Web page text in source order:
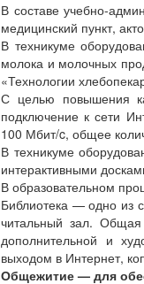
В составе учебно-
медицинский пункт,
В техникуме
молока и молочных
«Технологии
С целью повышения
подключение к сети
100 Мбит/c, общее
В техникуме
интерактивными
В образовательном
Библиотека — одно из
читальный зал.
дополнительной и
выходом в Интернет,
Общежитие — для